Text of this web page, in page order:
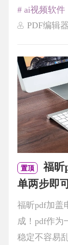
PDF编辑器
# ai视频软件
置顶
福昕
单两步即
福昕pdf加盖
成！pdf作为
稳定不容易